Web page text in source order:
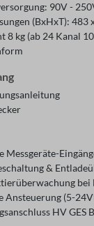
90V -
(BxHxT): 483
8 kg (ab 24 Kanal
Messgeräte-
&
bei
Ansteuerung (5-
HV GES